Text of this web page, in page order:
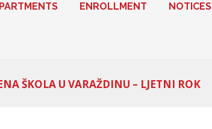
ENROLLMENT NOTICES
ŠKOLA U VARAŽDINU – LJETNI ROK